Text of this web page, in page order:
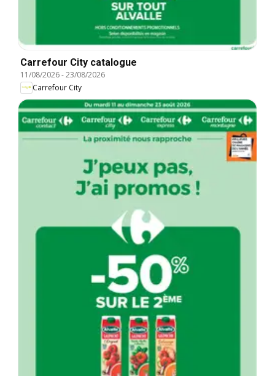
Carrefour City catalogue
11/08/2026-23/08/2026
Carrefour City